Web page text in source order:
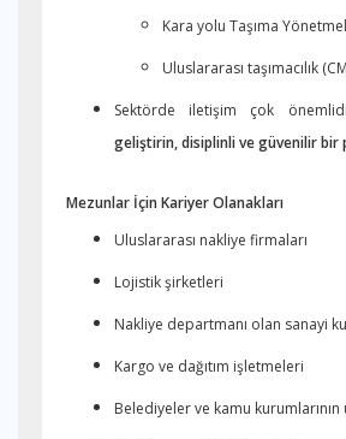
Kara yolu Taşıma
Uluslararası taşımacılık
Sektörde iletişim çok
geliştirin, disiplinli ve güvenilir bir
Mezunlar İçin Kariyer Olanakları
Uluslararası nakliye firmaları
Lojistik şirketleri
Nakliye departmanı olan sanayi
Kargo ve dağıtım işletmeleri
Belediyeler ve kamu